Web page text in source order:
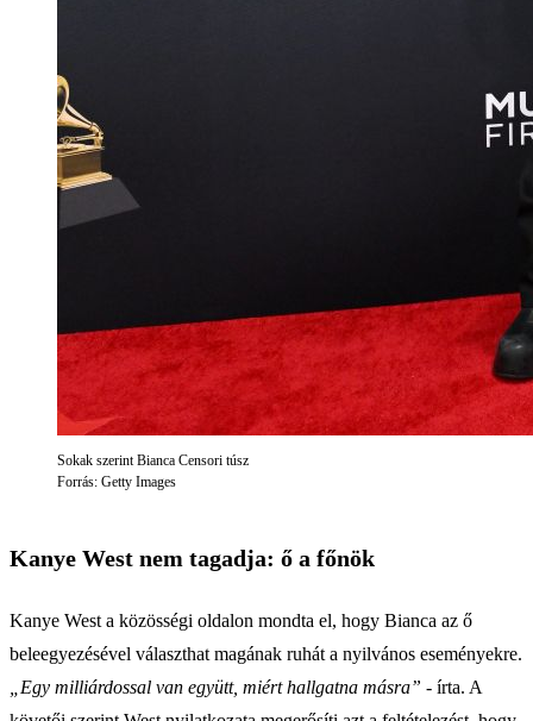
Sokak szerint Bianca Censori túsz
Forrás: Getty Images
Kanye West nem tagadja: ő a főnök
Kanye West a közösségi oldalon mondta el, hogy Bianca az ő
beleegyezésével választhat magának ruhát a nyilvános eseményekre.
„Egy milliárdossal van együtt, miért hallgatna másra” - írta. A